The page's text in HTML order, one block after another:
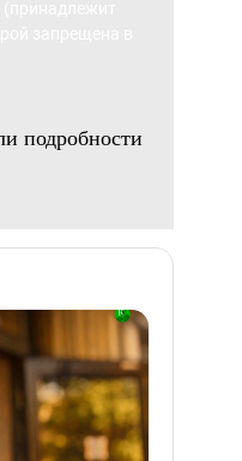
подробности